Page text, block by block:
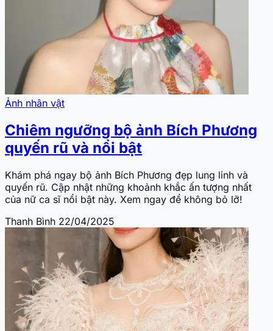
Ảnh nhân vật
Chiêm ngưỡng bộ ảnh Bích Phương
quyến rũ và nổi bật
Khám phá ngay bộ ảnh Bích Phương đẹp lung linh và
quyến rũ. Cập nhật những khoảnh khắc ấn tượng nhất
của nữ ca sĩ nổi bật này. Xem ngay để không bỏ lỡ!
Thanh Bình 22/04/2025